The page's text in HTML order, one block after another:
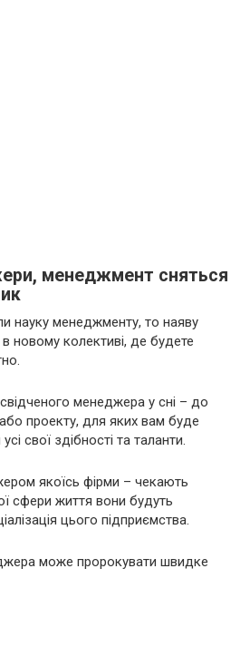
менеджмент сняться
науку менеджменту, то наяву
новому колективі, де будете
менеджера у сні – до
проекту, для яких вам буде
свої здібності та таланти.
якоїсь фірми – чекають
сфери життя вони будуть
цього підприємства.
може пророкувати швидке